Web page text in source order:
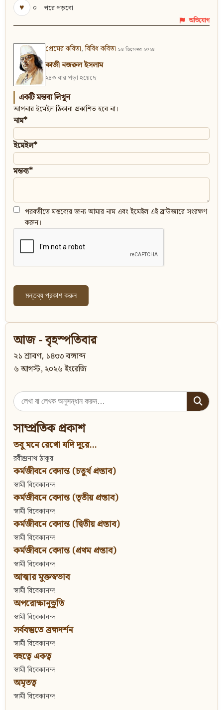
♥
০ পরে পড়বো
অভিযোগ
প্রেমের কবিতা,বিবিধ কবিতা ১৪ ডিসেম্বর ২০২৪
কাজী নজরুল ইসলাম
২৪৩ বার পড়া হয়েছে
একটি মন্তব্য লিখুন
আপনার ইমেইল ঠিকানা প্রকাশিত হবে না।
নাম*
ইমেইল*
মন্তব্য*
পরবর্তীতে মন্তব্যের জন্য আমার নাম এবং ইমেইল এই ব্রাউজারে সংরক্ষণ
করুন।
আজ - বৃহস্পতিবার
২১ শ্রাবণ, ১৪৩৩ বঙ্গাব্দ
৬ আগস্ট, ২০২৬ ইংরেজি
Search
for:
সাম্প্রতিক প্রকাশ
তবু মনে রেখো যদি দূরে...
রবীন্দ্রনাথ ঠাকুর
কর্মজীবনে বেদান্ত (চতুর্থ প্রস্তাব)
স্বামী বিবেকানন্দ
কর্মজীবনে বেদান্ত (তৃতীয় প্রস্তাব)
স্বামী বিবেকানন্দ
কর্মজীবনে বেদান্ত (দ্বিতীয় প্রস্তাব)
স্বামী বিবেকানন্দ
কর্মজীবনে বেদান্ত (প্রথম প্রস্তাব)
স্বামী বিবেকানন্দ
আত্মার মুক্তস্বভাব
স্বামী বিবেকানন্দ
অপরোক্ষানুভূতি
স্বামী বিবেকানন্দ
সর্ববস্তুতে ব্রহ্মদর্শন
স্বামী বিবেকানন্দ
বহুত্বে একত্ব
স্বামী বিবেকানন্দ
অমৃতত্ব
স্বামী বিবেকানন্দ